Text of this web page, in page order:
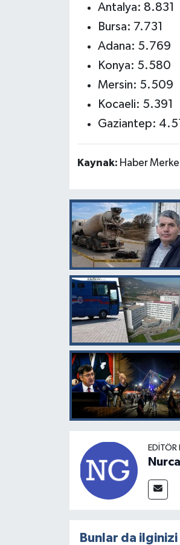
Antalya: 8.831
Bursa: 7.731
Adana: 5.769
Konya: 5.580
Mersin: 5.509
Kocaeli: 5.391
Gaziantep:
Kaynak: Haber
Bunlar da